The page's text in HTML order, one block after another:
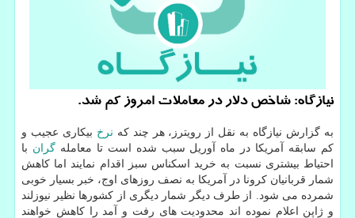
نیازگاه: شاخص دلار در معاملات امروز كم شد.
به گزارش نیازگاه به نقل از رویترز، هر چند که نرخ بیکاری عجیب و
کم سابقه آمریکا در ماه آوریل سبب شده است تا معاملهگران با
احتیاط بیشتری نسبت به خرید اسکناس سبز اقدام نمایند اما کاهش
شمار قربانیان کرونا در آمریکا به نصف روزهای اوج، خبر بسیار خوبی
شمرده می شود. از طرف دیگر شمار دیگری از کشورها نظیر نیوزلند
و ژاپن اعلام نموده اند محدودیت های رفت و آمد را کاهش خواهند